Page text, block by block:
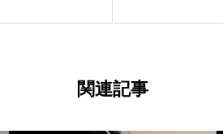
関連記事